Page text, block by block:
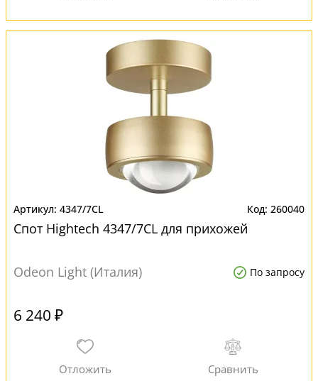
4347/7CL 260040
Спот Hightech 4347/7CL для прихожей
Odeon Light (Италия) По запросу
6 240 ₽